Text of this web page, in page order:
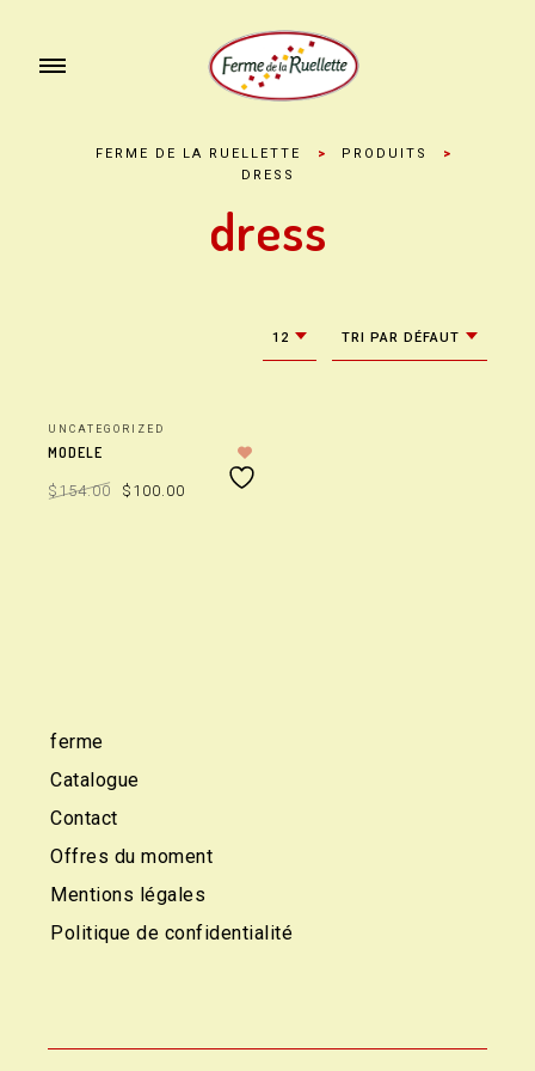
FERME DE LA RUELLETTE > PRODUITS
>
DRESS
dress
12 TRI PAR DÉFAUT
UNCATEGORIZED
MODELE
$ 154.00
Le
prix
initial
$ 100.00
ferme
Catalogue
Contact
Offres du moment
Mentions légales
Politique de confidentialité